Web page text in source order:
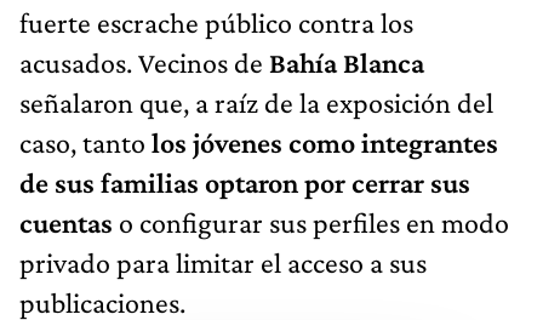
fuerte escrache público contra los
acusados. Vecinos de Bahía Blanca
señalaron que, a raíz de la exposición del
caso, tanto los jóvenes como integrantes
de sus familias optaron por cerrar sus
cuentas o configurar sus perfiles en modo
privado para limitar el acceso a sus
publicaciones.